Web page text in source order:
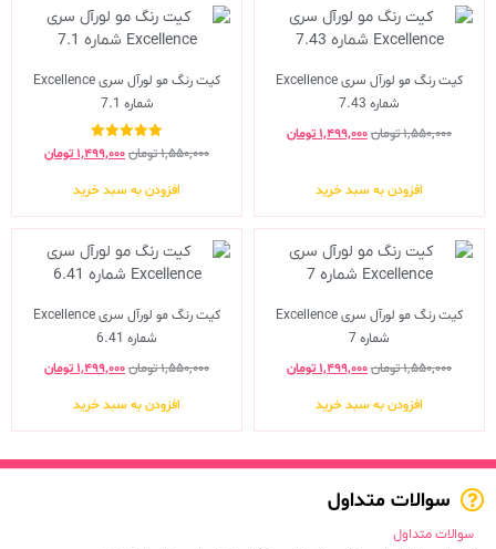
کیت رنگ مو لورآل سری Excellence
شماره 7.43
۱,۵۵۰,۰۰۰تومان۱,۴۹۹,۰۰۰ تومان
افزودن به سبد خرید
کیت رنگ مو لورآل سری Excellence
شماره 7.1
نمره
5.00
۱,۵۵۰,۰۰۰تومان۱,۴۹۹,۰۰۰ تومان
افزودن به سبد خرید
کیت رنگ مو لورآل سری Excellence
شماره 7
۱,۵۵۰,۰۰۰تومان۱,۴۹۹,۰۰۰ تومان
افزودن به سبد خرید
کیت رنگ مو لورآل سری Excellence
شماره 6.41
۱,۵۵۰,۰۰۰تومان۱,۴۹۹,۰۰۰ تومان
افزودن به سبد خرید
سوالات متداول
سوالات متداول